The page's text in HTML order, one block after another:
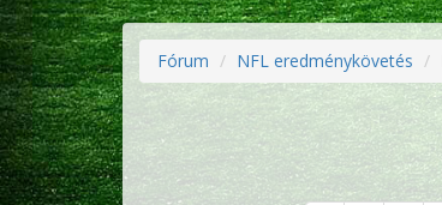
Fórum NFL eredménykövetés